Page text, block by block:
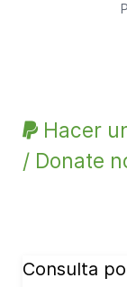
Hacer
/ Donate
Consulta